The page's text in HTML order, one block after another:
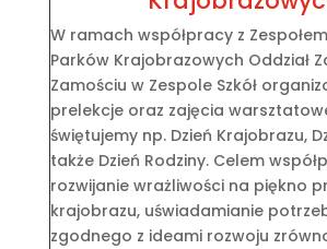
W ramach współpracy z
Parków Krajobrazowych Oddział
Zamościu w Zespole Szkół
prelekcje oraz zajęcia
świętujemy np. Dzień Krajobrazu,
także Dzień Rodziny. Celem
rozwijanie wrażliwości na piękno
krajobrazu, uświadamianie
zgodnego z ideami rozwoju